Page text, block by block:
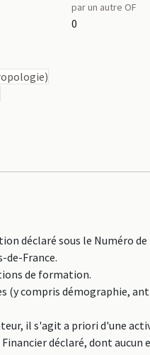
par un autre OF
0
déclaré sous le Numéro
de-France.
de formation.
(y compris démographie,
il s'agit a priori d'une
déclaré, dont aucun